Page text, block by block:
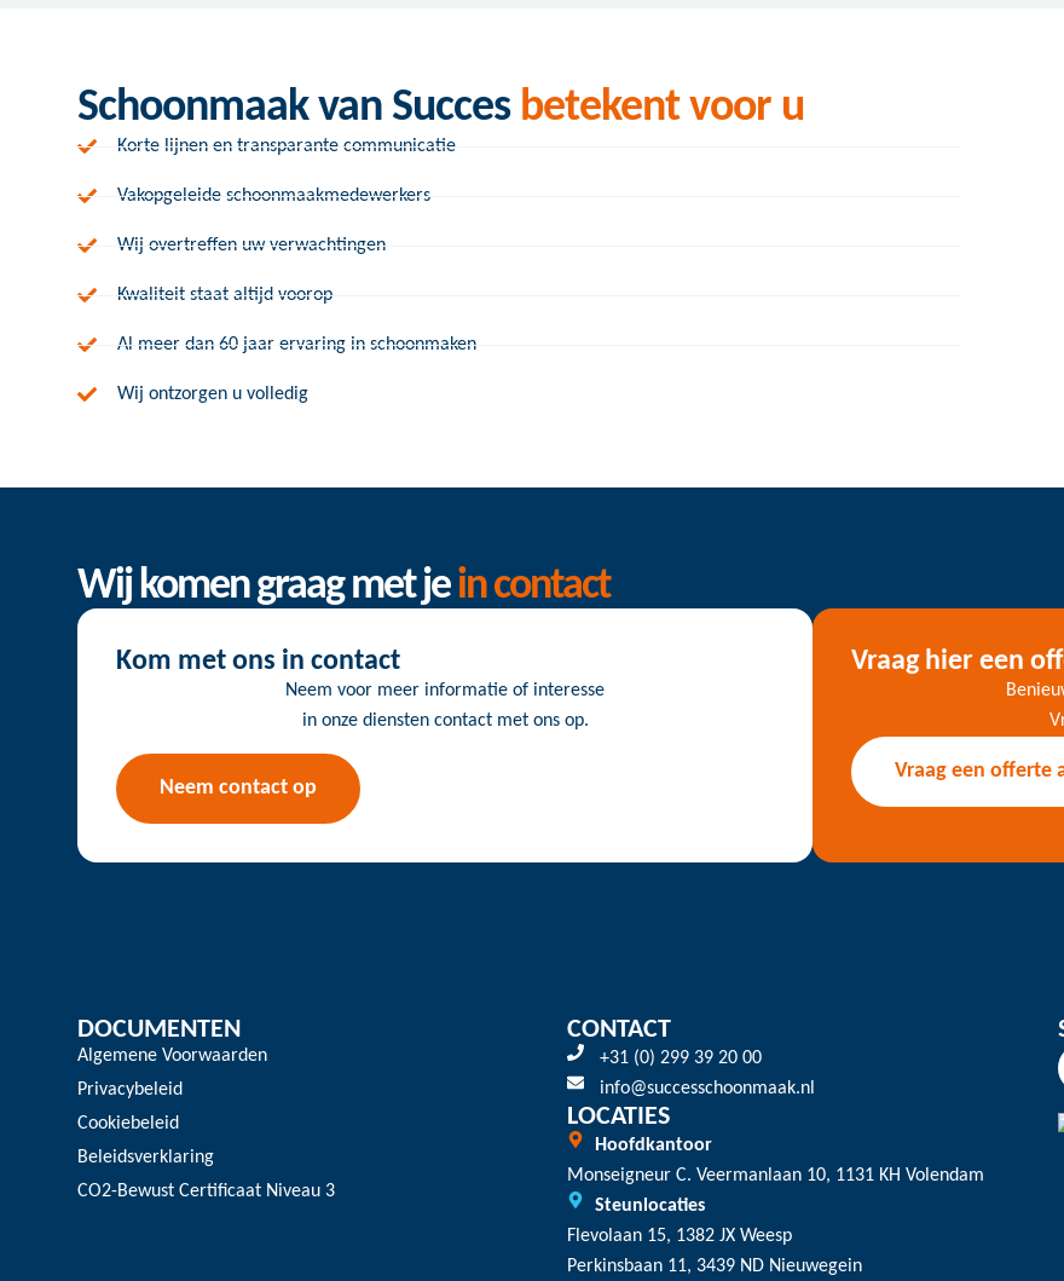
Schoonmaak van Succes betekent voor u
Korte lijnen en transparante communicatie
Vakopgeleide schoonmaakmedewerkers
Wij overtreffen uw verwachtingen
Kwaliteit staat altijd voorop
Al meer dan 60 jaar ervaring in schoonmaken
Wij ontzorgen u volledig
Wij komen graag met jein contact
Kom met ons in contact
Neem voor meer informatie of interesse
in onze diensten contact met ons op.
Neem contact op
Vraag hier een
Vraag een offerte
DOCUMENTEN
Algemene Voorwaarden
Privacybeleid
Cookiebeleid
Beleidsverklaring
CO2-Bewust Certificaat Niveau 3
CONTACT
+31 (0) 299 39 20 00
info@successchoonmaak.nl
LOCATIES
Hoofdkantoor
Monseigneur C. Veermanlaan 10, 1131 KH Volendam
Steunlocaties
Flevolaan 15, 1382 JX Weesp
Perkinsbaan 11, 3439 ND Nieuwegein